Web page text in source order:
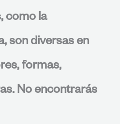
como la
son diversas en
formas,
No encontrarás